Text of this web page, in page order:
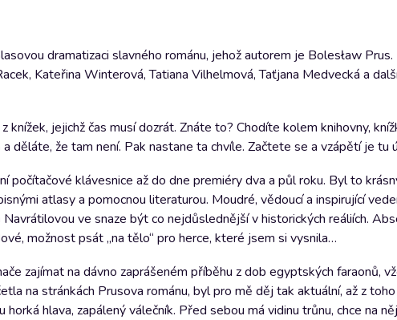
dramatizaci slavného románu, jehož autorem je Bolesław Prus.
Kateřina Winterová, Tatiana Vilhelmová, Taťjana Medvecká a
jejichž čas musí dozrát. Znáte to? Chodíte kolem knihovny,
děláte, že tam není. Pak nastane ta chvíle. Začtete se a vzápětí je tu
počítačové klávesnice až do dne premiéry dva a půl roku. Byl to
atlasy a pomocnou literaturou. Moudré, vědoucí a inspirující
ve snaze být co nejdůslednější v historických reáliích.
možnost psát „na tělo“ pro herce, které jsem si vysnila…
zajímat na dávno zaprášeném příběhu z dob egyptských faraonů,
na stránkách Prusova románu, byl pro mě děj tak aktuální, až z
hlava, zapálený válečník. Před sebou má vidinu trůnu, chce na